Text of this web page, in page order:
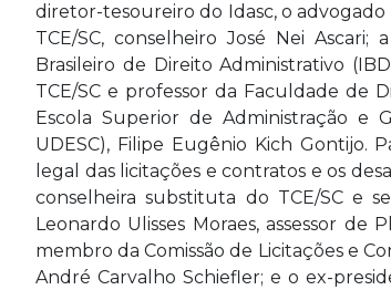
diretor-tesoureiro do Idasc, o
TCE/SC, conselheiro José Nei
Brasileiro de Direito Administrativo
TCE/SC e professor da Faculdade de
Escola Superior de Administração e
UDESC), Filipe Eugênio Kich Gontijo.
legal das licitações e contratos e os
conselheira substituta do TCE/SC e
Leonardo Ulisses Moraes, assessor de
membro da Comissão de Licitações e
André Carvalho Schiefler; e o ex-